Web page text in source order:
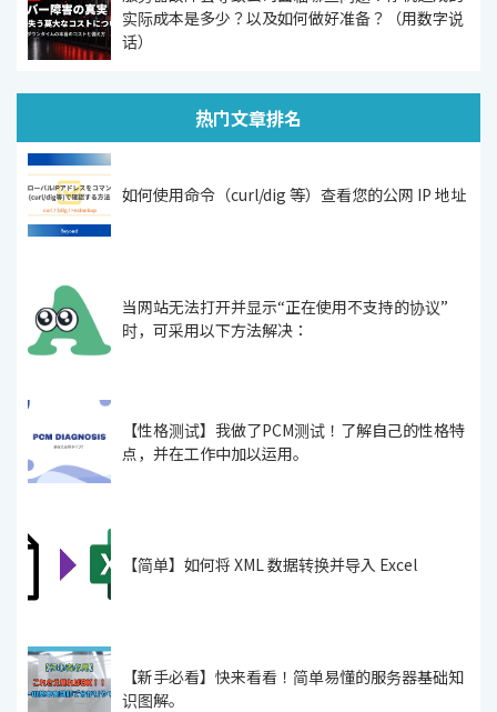
实际成本是多少？以及如何做好准备？（用数字说
话）
热门文章排名
如何使用命令（curl/dig 等）查看您的公网 IP 地址
当网站无法打开并显示“正在使用不支持的协议”
时，可采用以下方法解决：
【性格测试】我做了PCM测试！了解自己的性格特
点，并在工作中加以运用。
【简单】如何将 XML 数据转换并导入 Excel
【新手必看】快来看看！简单易懂的服务器基础知
识图解。